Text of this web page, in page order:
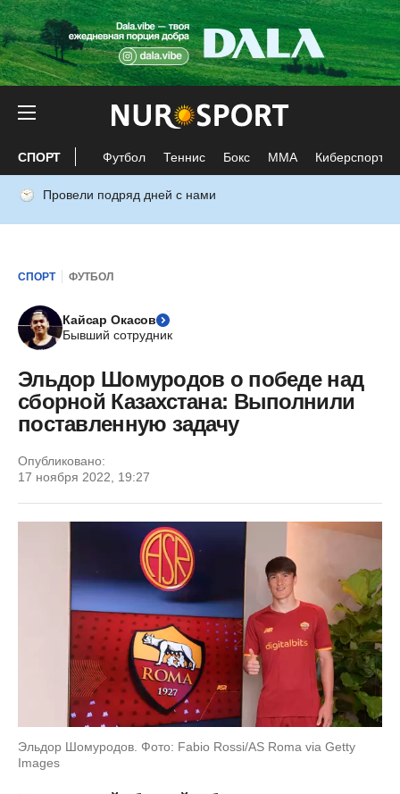
СПОРТ Футбол Теннис Бокс ММА Киберспорт
Провели подряд дней с нами
СПОРТ ФУТБОЛ
Кайсар Окасов
Бывший сотрудник
Эльдор Шомуродов о победе над
сборной Казахстана: Выполнили
поставленную задачу
Опубликовано:
17 ноября 2022, 19:27
Эльдор Шомуродов. Фото: Fabio Rossi/AS Roma via Getty
Images